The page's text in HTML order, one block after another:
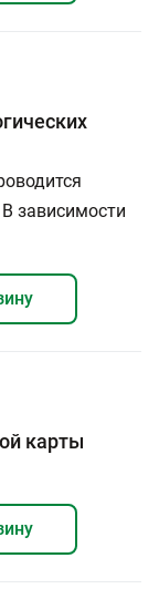
зависимости
карты